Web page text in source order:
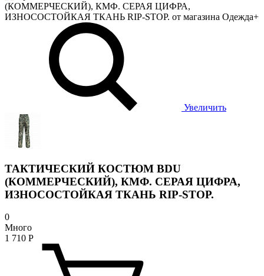
Увеличить
ТАКТИЧЕСКИЙ КОСТЮМ BDU
(КОММЕРЧЕСКИЙ), КМФ. СЕРАЯ ЦИФРА,
ИЗНОСОСТОЙКАЯ ТКАНЬ RIP-STOP.
0
Много
1 710 Р